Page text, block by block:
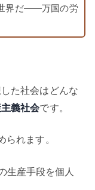
界だ——万国の労
た社会はどんな
義社会です。
れます。
生産手段を個人